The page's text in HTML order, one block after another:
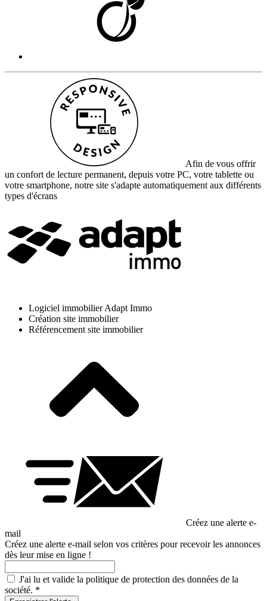
Afin de vous offrir
un confort de lecture permanent, depuis votre PC, votre tablette ou
votre smartphone, notre site s'adapte automatiquement aux différents
types d'écrans
Logiciel immobilier Adapt Immo
Création site immobilier
Référencement site immobilier
Créez une alerte e-
mail
Créez une alerte e-mail selon vos critères pour recevoir les annonces
dès leur mise en ligne !
J'ai lu et valide la politique de protection des données de la
société. *